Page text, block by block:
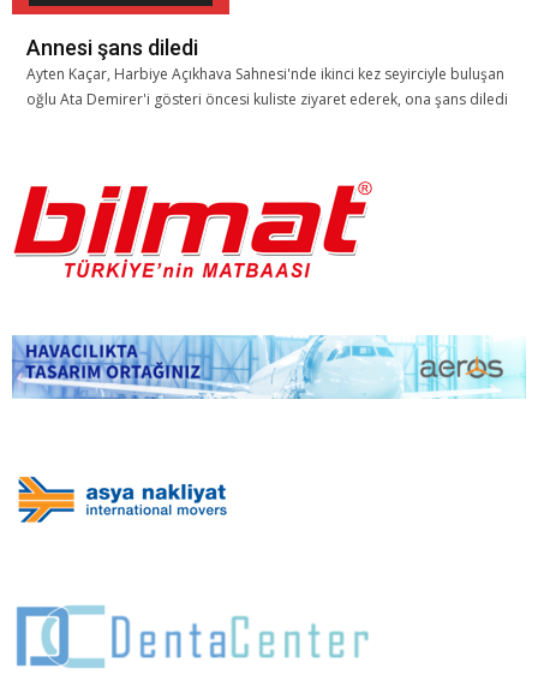
Annesi şans diledi
Ayten Kaçar, Harbiye Açıkhava Sahnesi'nde ikinci kez seyirciyle buluşan
oğlu Ata Demirer'i gösteri öncesi kuliste ziyaret ederek, ona şans diledi